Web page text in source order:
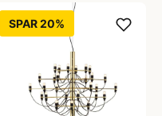
SPAR 20%